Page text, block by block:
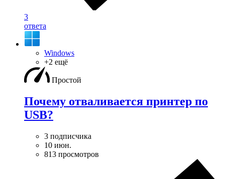
3
ответа
Windows
+2 ещё
Простой
Почему отваливается принтер по
USB?
3 подписчика
10 июн.
813 просмотров